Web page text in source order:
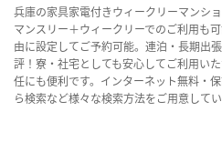
兵庫の家具家電付きウィークリーマンシ
マンスリー＋ウィークリーでのご利用も
由に設定してご予約可能。連泊・長期出
評！寮・社宅としても安心してご利用い
任にも便利です。インターネット無料・
ら検索など様々な検索方法をご用意してい